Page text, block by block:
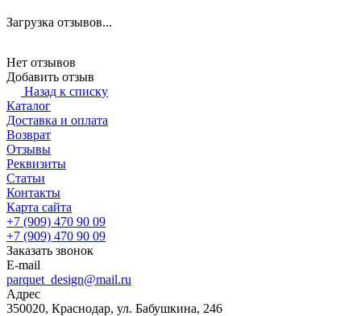
Загрузка отзывов...
Нет отзывов
Добавить отзыв
Назад к списку
Каталог
Доставка и оплата
Возврат
Отзывы
Реквизиты
Статьи
Контакты
Карта сайта
+7 (909) 470 90 09
+7 (909) 470 90 09
Заказать звонок
E-mail
parquet_design@mail.ru
Адрес
350020, Краснодар, ул. Бабушкина, 246